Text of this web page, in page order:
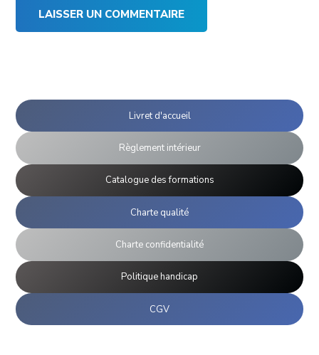
Livret d'accueil
Règlement intérieur
Catalogue des formations
Charte qualité
Charte confidentialité
Politique handicap
CGV